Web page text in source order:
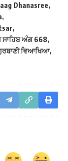
Dhanasree
ਸਾਹਿਬ ਅੰਗ 668
ਵਿਆਖਿਆ